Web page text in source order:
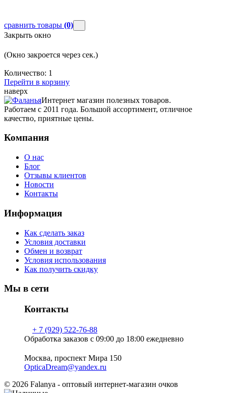
сравнить товары (0)
Закрыть окно
(Окно закроется через сек.)
Количество: 1
Перейти в корзину
наверх
Интернет магазин полезных товаров.
Работаем с 2011 года. Большой ассортимент, отличное
качество, приятные цены.
Компания
О нас
Блог
Отзывы клиентов
Новости
Контакты
Информация
Как сделать заказ
Условия доставки
Обмен и возврат
Условия использования
Как получить скидку
Мы в сети
Контакты
+ 7 (929) 522-76-88
Обработка заказов с 09:00 до 18:00 ежедневно
Москва, проспект Мира 150
OpticaDream@yandex.ru
© 2026 Falanya - оптовый интернет-магазин очков